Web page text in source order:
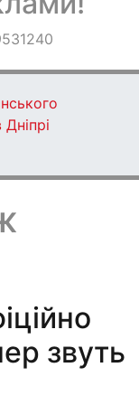
звуть